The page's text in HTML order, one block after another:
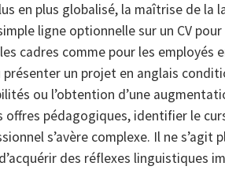
en plus globalisé, la maîtrise de la
ligne optionnelle sur un CV
cadres comme pour les employés
un projet en anglais
ou l’obtention d’une
offres pédagogiques, identifier le
s’avère complexe. Il ne s’agit
des réflexes linguistiques